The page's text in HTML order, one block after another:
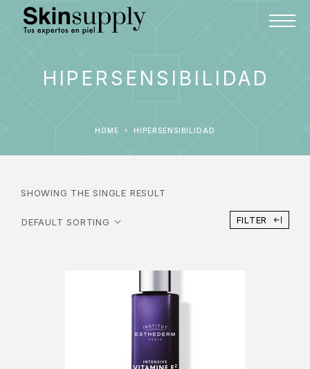
HIPERSENSIBILIDAD
HOME HIPERSENSIBILIDAD
SHOWING THE SINGLE RESULT
FILTER